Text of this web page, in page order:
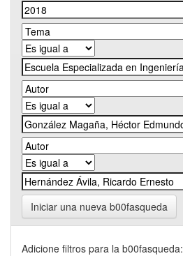
Iniciar una nueva b00fasqueda
Adicione filtros para la b00fasqueda: